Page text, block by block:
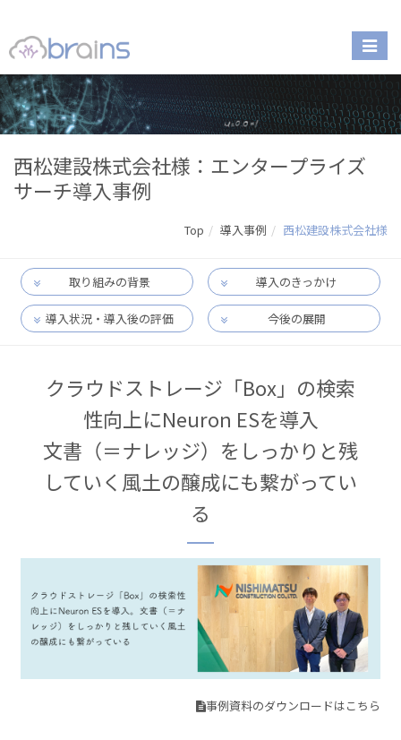
西松建設株式会社様：エンタープライズ
サーチ導入事例
Top 導入事例 西松建設株式会社様
取り組みの背景 導入のきっかけ
導入状況・導入後の評価 今後の展開
クラウドストレージ「Box」の検索
性向上にNeuron ESを導入
文書（＝ナレッジ）をしっかりと残
していく風土の醸成にも繋がってい
る
事例資料のダウンロードはこちら